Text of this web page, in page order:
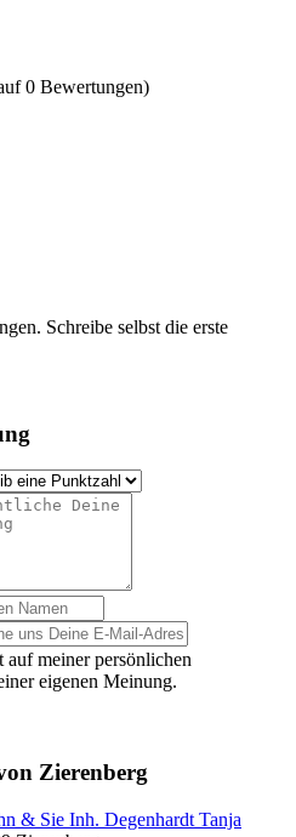
0 Bewertungen)
Schreibe selbst die erste
meiner persönlichen
eigenen Meinung.
Zierenberg
& Sie Inh. Degenhardt Tanja